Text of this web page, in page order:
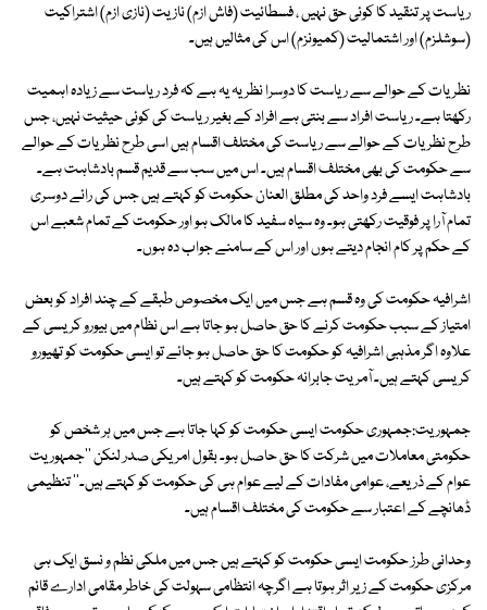
ریاست پر تنقید کا کوئی حق نہیں ، فسطائیت (فاش ازم) نازیت (نازی ازم) اشتراکیت
(سوشلزم) اور اشتمالیت (کمیونزم) اس کی مثالیں ہیں۔
نظریات کے حوالے سے ریاست کا دوسرا نظریہ یہ ہے کہ فرد ریاست سے زیادہ اہمیت
رکھتا ہے۔ ریاست افراد سے بنتی ہے افراد کے بغیر ریاست کی کوئی حیثیت نہیں، جس
طرح نظریات کے حوالے سے ریاست کی مختلف اقسام ہیں اسی طرح نظریات کے حوالے
سے حکومت کی بھی مختلف اقسام ہیں۔ اس میں سب سے قدیم قسم بادشاہت ہے۔
بادشاہت ایسے فرد واحد کی مطلق العنان حکومت کو کہتے ہیں جس کی رائے دوسری
تمام آرا پر فوقیت رکھتی ہو۔ وہ سیاہ سفید کا مالک ہو اور حکومت کے تمام شعبے اس
کے حکم پر کام انجام دیتے ہوں اور اس کے سامنے جواب دہ ہوں۔
اشرافیہ حکومت کی وہ قسم ہے جس میں ایک مخصوص طبقے کے چند افراد کو بعض
امتیاز کے سبب حکومت کرنے کا حق حاصل ہو جاتا ہے اس نظام میں بیورو کریسی کے
علاوہ اگر مذہبی اشرافیہ کو حکومت کا حق حاصل ہو جائے تو ایسی حکومت کو تھیورو
کریسی کہتے ہیں۔ آمریت جابرانہ حکومت کو کہتے ہیں۔
جمہوریت:جمہوری حکومت ایسی حکومت کو کہا جاتا ہے جس میں ہر شخص کو
حکومتی معاملات میں شرکت کا حق حاصل ہو۔ بقول امریکی صدر لنکن ''جمہوریت
عوام کے ذریعے، عوامی مفادات کے لیے عوام ہی کی حکومت کو کہتے ہیں۔'' تنظیمی
ڈھانچے کے اعتبار سے حکومت کی مختلف اقسام ہیں۔
وحدانی طرز حکومت ایسی حکومت کو کہتے ہیں جس میں ملکی نظم و نسق ایک ہی
مرکزی حکومت کے زیر اثر ہوتا ہے اگرچہ انتظامی سہولت کی خاطر مقامی ادارے قائم